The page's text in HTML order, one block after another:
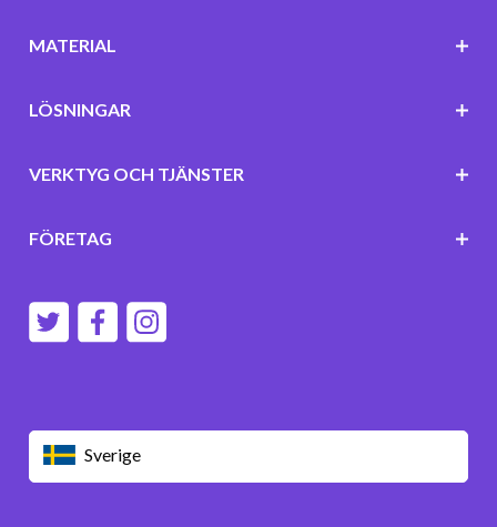
Sverige
MATERIAL
LÖSNINGAR
VERKTYG OCH TJÄNSTER
FÖRETAG